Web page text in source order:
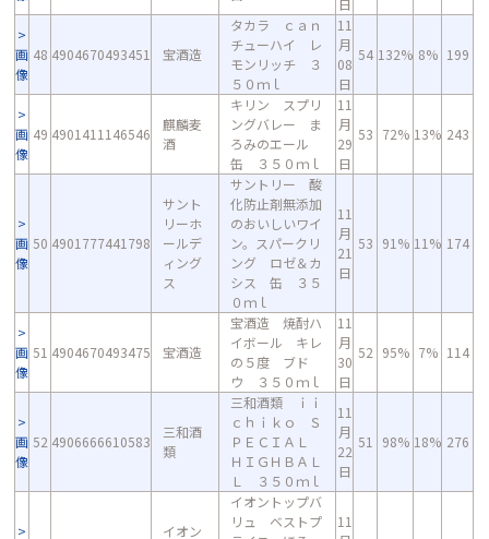
日
画
像
48 4904670493451 宝酒造
タカラ ｃａｎ
チューハイ レ
モンリッチ ３
５０ｍｌ
11
月
08
日
54 132% 8% 199
画
像
49 4901411146546
麒麟麦
酒
キリン スプリ
ングバレー ま
ろみのエール
缶 ３５０ｍｌ
11
月
29
日
53 72% 13% 243
画
像
50 4901777441798
サント
リーホ
ールデ
ィング
ス
サントリー 酸
化防止剤無添加
のおいしいワイ
ン。スパークリ
ング ロゼ＆カ
シス 缶 ３５
０ｍｌ
11
月
21
日
53 91% 11% 174
画
像
51 4904670493475 宝酒造
宝酒造 焼酎ハ
イボール キレ
の５度 ブド
ウ ３５０ｍｌ
11
月
30
日
52 95% 7% 114
画
像
52 4906666610583
三和酒
類
三和酒類 ｉｉ
ｃｈｉｋｏ Ｓ
ＰＥＣＩＡＬ
ＨＩＧＨＢＡＬ
Ｌ ３５０ｍｌ
11
月
22
日
51 98% 18% 276
イオン
イオントップバ
リュ ベストプ
11